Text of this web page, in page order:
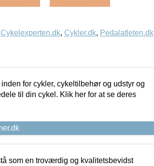
Cykelexperten.dk, Cykler.dk, Pedalatleten.dk
for cykler, cykeltilbehør og udstyr og
til din cykel. Klik her for at se deres
som en troværdig og kvalitetsbevidst